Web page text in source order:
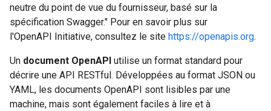
neutre du point de vue du fournisseur, basé sur la
spécification Swagger." Pour en savoir plus sur
l'OpenAPI Initiative, consultez le site https://openapis.org.
Un document OpenAPI utilise un format standard pour
décrire une API RESTful. Développées au format JSON ou
YAML, les documents OpenAPI sont lisibles par une
machine, mais sont également faciles à lire et à